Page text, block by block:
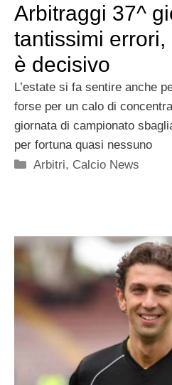
Arbitraggi 37^
tantissimi
è decisivo
L’estate si fa sentire anche
forse per un calo di
giornata di campionato
per fortuna quasi nessuno
Categorie
Arbitri, Calcio News